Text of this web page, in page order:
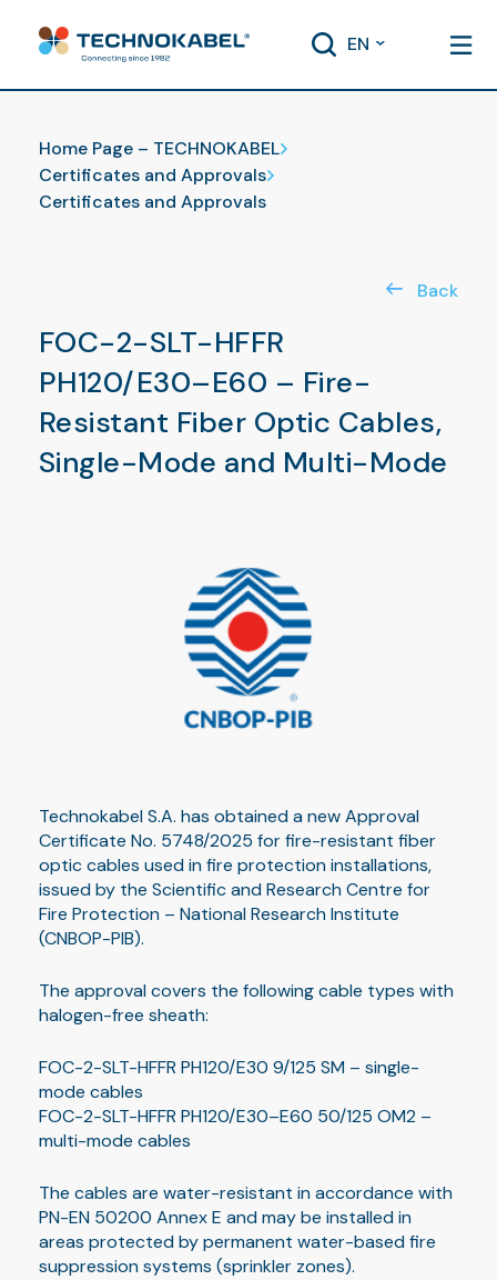
EN
Certificates and Approvals
Home Page – TECHNOKABEL
Certificates and Approvals
Certificates and Approvals
FOC-2-SLT-HFFR
PH120/E30–E60 – Fire-
Resistant Fiber Optic Cables,
Single-Mode and Multi-Mode
Back
Technokabel S.A. has obtained a new Approval
Certificate No. 5748/2025 for fire-resistant fiber
optic cables used in fire protection installations,
issued by the Scientific and Research Centre for
Fire Protection – National Research Institute
(CNBOP-PIB).
The approval covers the following cable types with
halogen-free sheath:
FOC-2-SLT-HFFR PH120/E30 9/125 SM – single-
mode cables
FOC-2-SLT-HFFR PH120/E30–E60 50/125 OM2 –
multi-mode cables
The cables are water-resistant in accordance with
PN-EN 50200 Annex E and may be installed in
areas protected by permanent water-based fire
suppression systems (sprinkler zones).